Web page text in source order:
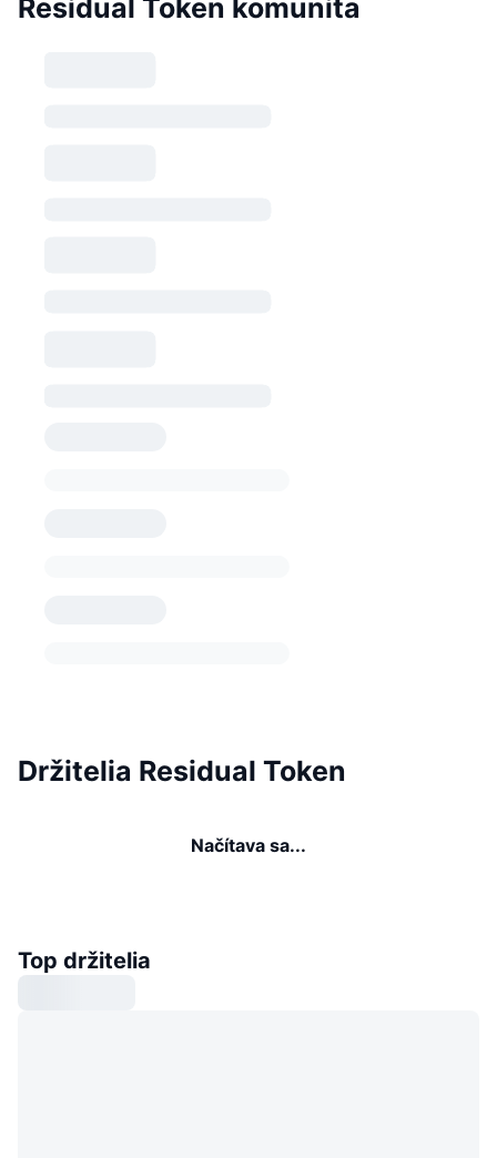
Residual Token komunita
Držitelia Residual Token
Načítava sa...
Top držitelia